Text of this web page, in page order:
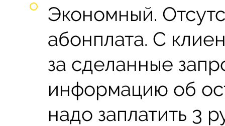
Экономный.
абонплата. С
за сделанные
информацию об
надо заплатить 3